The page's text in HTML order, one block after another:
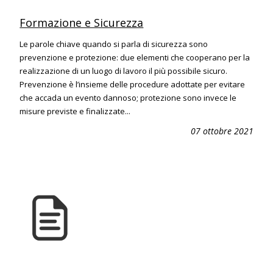
Formazione e Sicurezza
Le parole chiave quando si parla di sicurezza sono
prevenzione e protezione: due elementi che cooperano per la
realizzazione di un luogo di lavoro il più possibile sicuro.
Prevenzione è l’insieme delle procedure adottate per evitare
che accada un evento dannoso; protezione sono invece le
misure previste e finalizzate...
07 ottobre 2021